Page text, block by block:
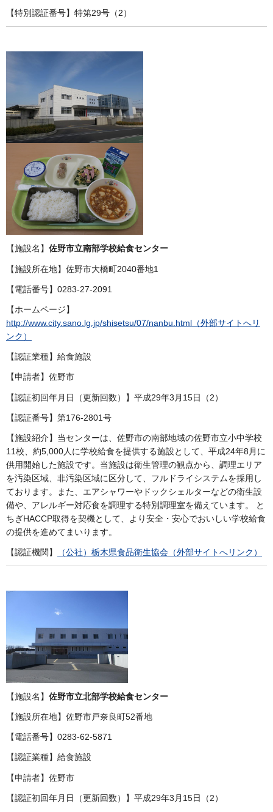
【特別認証番号】特第29号（2）
【施設名】 佐野市立南部学校給食センター
【施設所在地】佐野市大橋町2040番地1
【電話番号】0283-27-2091
【ホームページ】
http://www.city.sano.lg.jp/shisetsu/07/nanbu.html（外部サイトへリ
ンク）
【認証業種】給食施設
【申請者】佐野市
【認証初回年月日（更新回数）】平成29年3月15日（2）
【認証番号】第176-2801号
【施設紹介】当センターは、佐野市の南部地域の佐野市立小中学校
11校、約5,000人に学校給食を提供する施設として、平成24年8月に
供用開始した施設です。当施設は衛生管理の観点から、調理エリア
を汚染区域、非汚染区域に区分して、フルドライシステムを採用し
ております。また、エアシャワーやドックシェルターなどの衛生設
備や、アレルギー対応食を調理する特別調理室を備えています。 と
ちぎHACCP取得を契機として、より安全・安心でおいしい学校給食
の提供を進めてまいります。
【認証機関】 （公社）栃木県食品衛生協会（外部サイトへリンク）
【施設名】 佐野市立北部学校給食センター
【施設所在地】佐野市戸奈良町52番地
【電話番号】0283-62-5871
【認証業種】給食施設
【申請者】佐野市
【認証初回年月日（更新回数）】平成29年3月15日（2）